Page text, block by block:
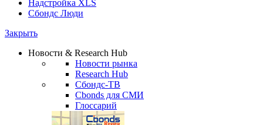
Надстройка XLS
Сбондс Люди
Закрыть
Новости & Research Hub
Новости рынка
Research Hub
Сбондс-ТВ
Cbonds для СМИ
Глоссарий